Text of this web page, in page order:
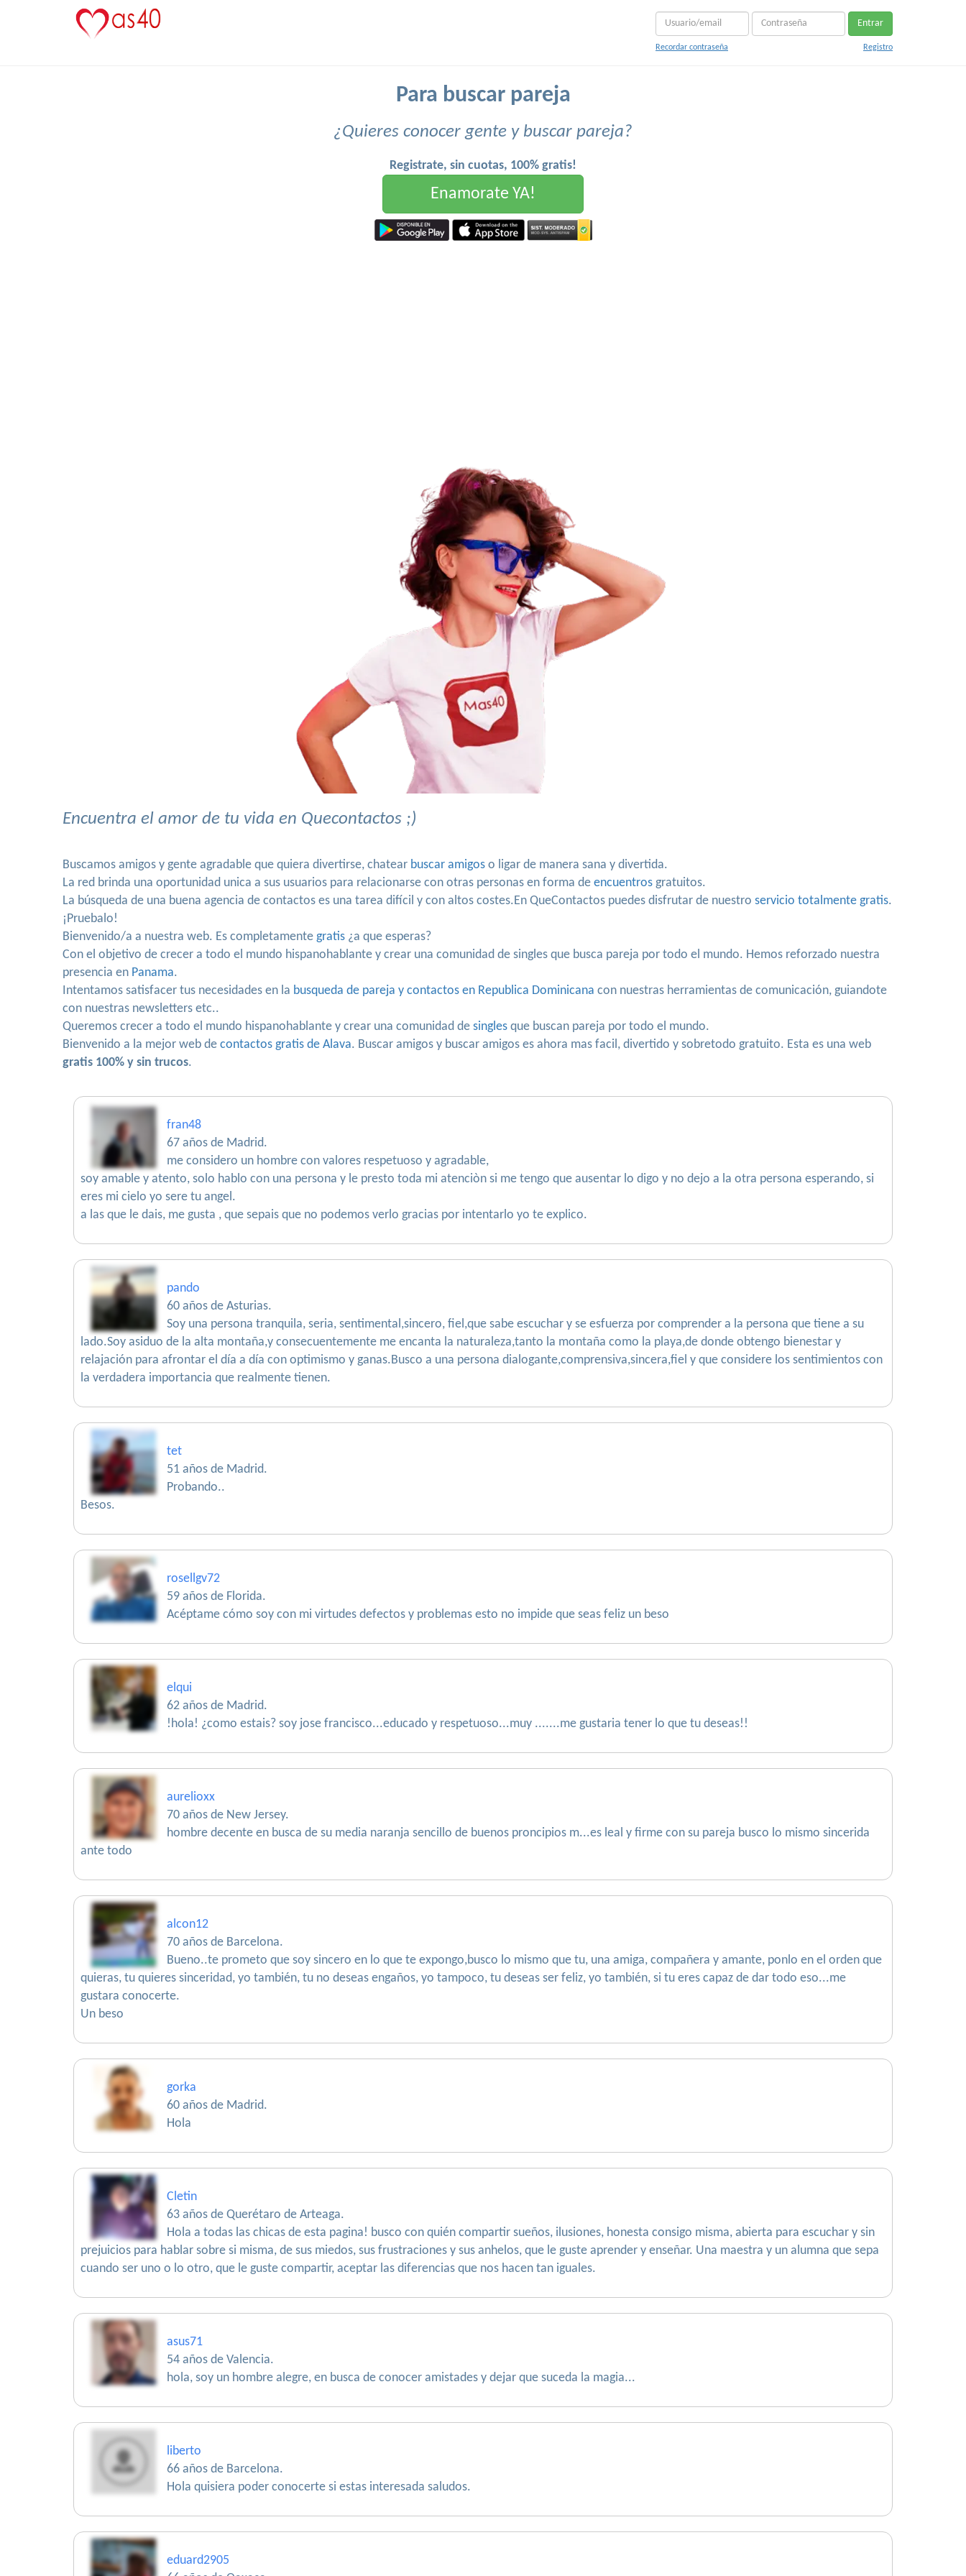
Entrar
Recordar contraseña Registro
Para buscar pareja
¿Quieres conocer gente y buscar pareja?
Registrate, sin cuotas, 100% gratis!
Enamorate YA!
Encuentra el amor de tu vida en Quecontactos ;)
Buscamos amigos y gente agradable que quiera divertirse, chatear buscar amigos o ligar de manera sana y divertida.
La red brinda una oportunidad unica a sus usuarios para relacionarse con otras personas en forma de encuentros gratuitos.
La búsqueda de una buena agencia de contactos es una tarea difícil y con altos costes.En QueContactos puedes disfrutar de nuestro servicio totalmente gratis.
¡Pruebalo!
Bienvenido/a a nuestra web. Es completamente gratis ¿a que esperas?
Con el objetivo de crecer a todo el mundo hispanohablante y crear una comunidad de singles que busca pareja por todo el mundo. Hemos reforzado nuestra
presencia en Panama.
Intentamos satisfacer tus necesidades en la busqueda de pareja y contactos en Republica Dominicana con nuestras herramientas de comunicación, guiandote
con nuestras newsletters etc..
Queremos crecer a todo el mundo hispanohablante y crear una comunidad de singles que buscan pareja por todo el mundo.
Bienvenido a la mejor web de contactos gratis de Alava. Buscar amigos y buscar amigos es ahora mas facil, divertido y sobretodo gratuito. Esta es una web
gratis 100% y sin trucos.
fran48
67 años de Madrid.
me considero un hombre con valores respetuoso y agradable,
soy amable y atento, solo hablo con una persona y le presto toda mi atenciòn si me tengo que ausentar lo digo y no dejo a la otra persona esperando, si
eres mi cielo yo sere tu angel.
a las que le dais, me gusta , que sepais que no podemos verlo gracias por intentarlo yo te explico.
pando
60 años de Asturias.
Soy una persona tranquila, seria, sentimental,sincero, fiel,que sabe escuchar y se esfuerza por comprender a la persona que tiene a su
lado.Soy asiduo de la alta montaña,y consecuentemente me encanta la naturaleza,tanto la montaña como la playa,de donde obtengo bienestar y
relajación para afrontar el día a día con optimismo y ganas.Busco a una persona dialogante,comprensiva,sincera,fiel y que considere los sentimientos con
la verdadera importancia que realmente tienen.
tet
51 años de Madrid.
Probando..
Besos.
rosellgv72
59 años de Florida.
Acéptame cómo soy con mi virtudes defectos y problemas esto no impide que seas feliz un beso
elqui
62 años de Madrid.
!hola! ¿como estais? soy jose francisco...educado y respetuoso...muy .......me gustaria tener lo que tu deseas!!
aurelioxx
70 años de New Jersey.
hombre decente en busca de su media naranja sencillo de buenos proncipios m...es leal y firme con su pareja busco lo mismo sincerida
ante todo
alcon12
70 años de Barcelona.
Bueno..te prometo que soy sincero en lo que te expongo,busco lo mismo que tu, una amiga, compañera y amante, ponlo en el orden que
quieras, tu quieres sinceridad, yo también, tu no deseas engaños, yo tampoco, tu deseas ser feliz, yo también, si tu eres capaz de dar todo eso...me
gustara conocerte.
Un beso
gorka
60 años de Madrid.
Hola
Cletin
63 años de Querétaro de Arteaga.
Hola a todas las chicas de esta pagina! busco con quién compartir sueños, ilusiones, honesta consigo misma, abierta para escuchar y sin
prejuicios para hablar sobre si misma, de sus miedos, sus frustraciones y sus anhelos, que le guste aprender y enseñar. Una maestra y un alumna que sepa
cuando ser uno o lo otro, que le guste compartir, aceptar las diferencias que nos hacen tan iguales.
asus71
54 años de Valencia.
hola, soy un hombre alegre, en busca de conocer amistades y dejar que suceda la magia...
liberto
66 años de Barcelona.
Hola quisiera poder conocerte si estas interesada saludos.
eduard2905